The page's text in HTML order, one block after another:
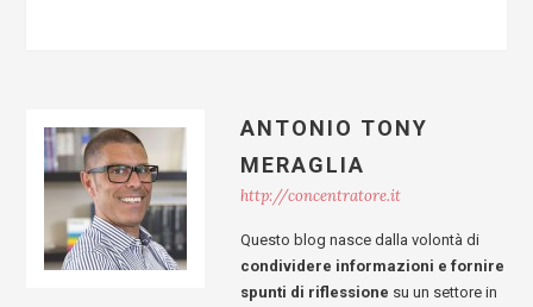
ANTONIO TONY
MERAGLIA
http://concentratore.it
Questo blog nasce dalla volontà di
condividere informazioni e fornire
spunti di riflessione su un settore in